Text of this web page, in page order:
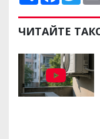
и
р
и
и
e
b
o
k
t
t
e
ЧИТАЙТЕ